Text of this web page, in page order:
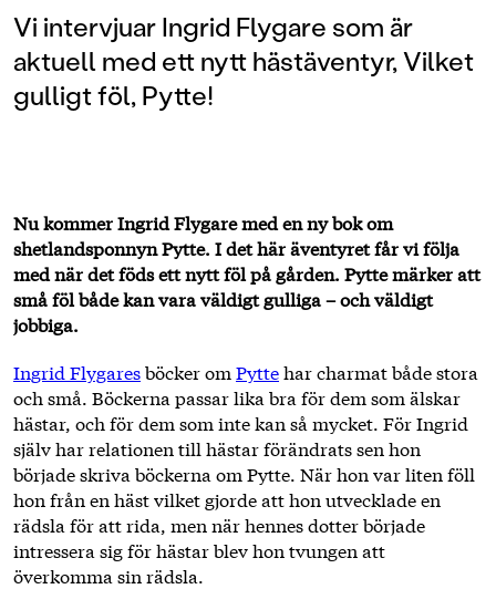
Vi intervjuar Ingrid Flygare som är
aktuell med ett nytt hästäventyr, Vilket
gulligt föl, Pytte!
Nu kommer Ingrid Flygare med en ny bok om
shetlandsponnyn Pytte. I det här äventyret får vi följa
med när det föds ett nytt föl på gården. Pytte märker att
små föl både kan vara väldigt gulliga – och väldigt
jobbiga.
Ingrid Flygaresböcker om Pyttehar charmat både stora
och små. Böckerna passar lika bra för dem som älskar
hästar, och för dem som inte kan så mycket. För Ingrid
själv har relationen till hästar förändrats sen hon
började skriva böckerna om Pytte. När hon var liten föll
hon från en häst vilket gjorde att hon utvecklade en
rädsla för att rida, men när hennes dotter började
intressera sig för hästar blev hon tvungen att
överkomma sin rädsla.